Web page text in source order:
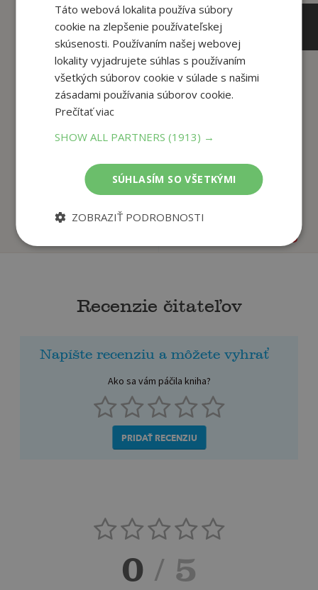
5,50 €
Otče náš
Bruno Ferrero
Na sklade
Tajomstvo bambusu
Bruno Ferrero
Na sklade
Recenzie čitateľov
Napíšte recenziu a môžete vyhrať
Ako sa vám páčila kniha?
PRIDAŤ RECENZIU
0 / 5
Táto webová lokalita používa súbory
cookie na zlepšenie používateľskej
skúsenosti. Používaním našej webovej
lokality vyjadrujete súhlas s používaním
všetkých súborov cookie v súlade s našimi
zásadami používania súborov cookie.
Prečítať viac
SHOW ALL PARTNERS(1913) →
SÚHLASÍM SO VŠETKÝMI
ZOBRAZIŤ PODROBNOSTI